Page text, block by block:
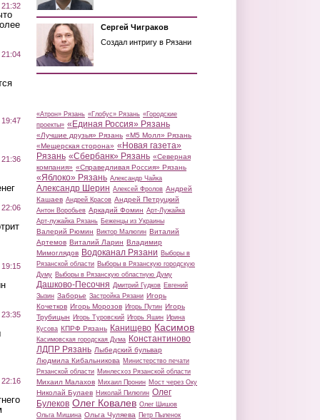
Сергей Чиграков
Создал интригу в Рязани
«Атрон» Рязань «Глобус» Рязань «Городские
проекты» «Единая Россия» Рязань
«Лучшие друзья» Рязань «М5 Молл» Рязань
«Мещерская сторона» «Новая газета»
Рязань «Сбербанк» Рязань «Северная
компания» «Справедливая Россия» Рязань
«Яблоко» Рязань Александр Чайка
Александр Шерин Алексей Фролов Андрей
Кашаев Андрей Красов Андрей Петруцкий
Антон Воробьев Аркадий Фомин Арт-Лужайка
Арт-лужайка Рязань Беженцы из Украины
Валерий Рюмин Виктор Малюгин Виталий
Артемов Виталий Ларин Владимир
Мимоглядов Водоканал Рязани Выборы в
Рязанской области Выборы в Рязанскую городскую
Думу Выборы в Рязанскую областную Думу
Дашково-Песочня Дмитрий Гудков Евгений
Зызин Заборье Застройка Рязани Игорь
Кочетков Игорь Морозов Игорь Путин Игорь
Трубицын Игорь Туровский Игорь Яшин Ирина
Кусова КПРФ Рязань Канищево Касимов
Касимовская городская Дума Константиново
ЛДПР Рязань Лыбедский бульвар
Людмила Кибальникова Министерство печати
Рязанской области Минлесхоз Рязанской области
Михаил Малахов Михаил Пронин Мост через Оку
Николай Булаев Николай Пилюгин Олег
Булеков Олег Ковалев Олег Шишов
Ольга Мишина Ольга Чуляева Петр Пыленок